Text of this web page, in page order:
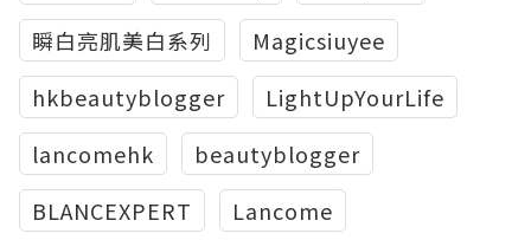
瞬白亮肌美白系列
Magicsiuyee
hkbeautyblogger
LightUpYourLife
lancomehk
beautyblogger
BLANCEXPERT
Lancome